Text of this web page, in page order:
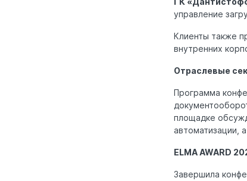
управление
Клиенты также
внутренних
Отраслевые
Программа
площадке
автоматизации,
ELMA AWARD
Завершила